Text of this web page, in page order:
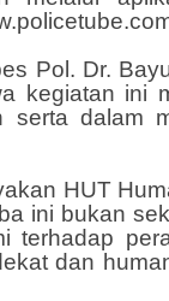
Pol. Dr.
kegiatan ini
serta dalam
HUT
ini bukan
terhadap
dan